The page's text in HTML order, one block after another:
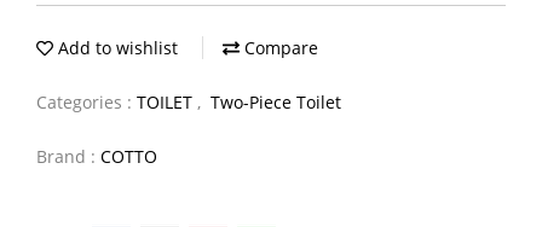
Add to wishlist Compare
Categories : TOILET , Two-Piece Toilet
Brand : COTTO